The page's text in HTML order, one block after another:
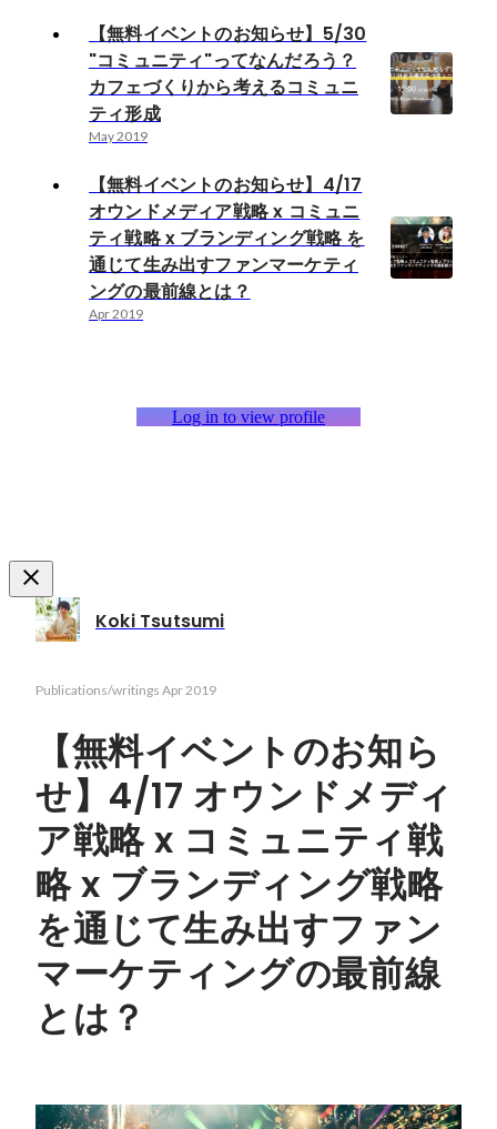
【無料イベントのお知らせ】5/30
"コミュニティ"ってなんだろう？
カフェづくりから考えるコミュニ
ティ形成
May 2019
【無料イベントのお知らせ】4/17
オウンドメディア戦略 x コミュニ
ティ戦略 x ブランディング戦略 を
通じて生み出すファンマーケティ
ングの最前線とは？
Apr 2019
Log in to view profile
Koki Tsutsumi
Publications/writings Apr 2019
【無料イベントのお知ら
せ】4/17 オウンドメディ
ア戦略 x コミュニティ戦
略 x ブランディング戦略
を通じて生み出すファン
マーケティングの最前線
とは？